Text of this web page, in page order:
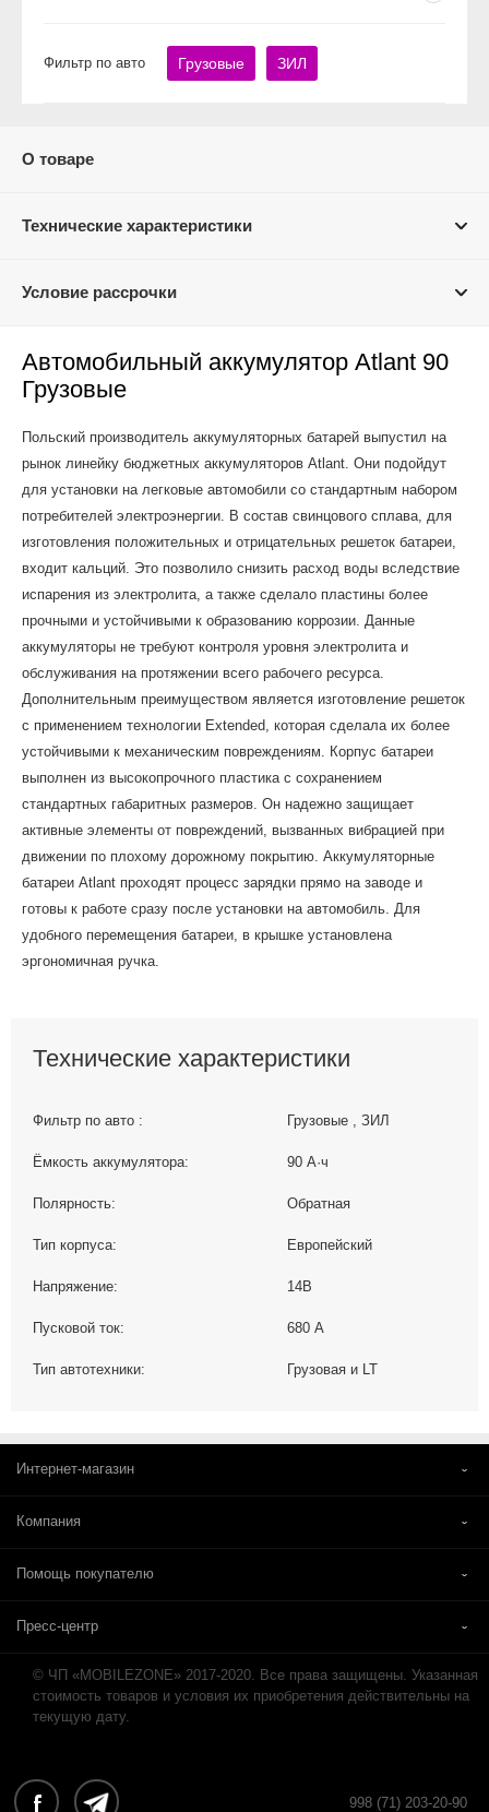
Фильтр по авто Грузовые ЗИЛ
О товаре
Технические характеристики
Условие рассрочки
Автомобильный аккумулятор Atlant 90
Грузовые
Польский производитель аккумуляторных батарей выпустил на
рынок линейку бюджетных аккумуляторов Atlant. Они подойдут
для установки на легковые автомобили со стандартным набором
потребителей электроэнергии. В состав свинцового сплава, для
изготовления положительных и отрицательных решеток батареи,
входит кальций. Это позволило снизить расход воды вследствие
испарения из электролита, а также сделало пластины более
прочными и устойчивыми к образованию коррозии. Данные
аккумуляторы не требуют контроля уровня электролита и
обслуживания на протяжении всего рабочего ресурса.
Дополнительным преимуществом является изготовление решеток
с применением технологии Extended, которая сделала их более
устойчивыми к механическим повреждениям. Корпус батареи
выполнен из высокопрочного пластика с сохранением
стандартных габаритных размеров. Он надежно защищает
активные элементы от повреждений, вызванных вибрацией при
движении по плохому дорожному покрытию. Аккумуляторные
батареи Atlant проходят процесс зарядки прямо на заводе и
готовы к работе сразу после установки на автомобиль. Для
удобного перемещения батареи, в крышке установлена
эргономичная ручка.
Технические характеристики
Фильтр по авто : Грузовые , ЗИЛ
Ёмкость аккумулятора: 90 А·ч
Полярность: Обратная
Тип корпуса: Европейский
Напряжение: 14В
Пусковой ток: 680 А
Тип автотехники: Грузовая и LT
Интернет-магазин
Компания
Помощь покупателю
Пресс-центр
© ЧП «MOBILEZONE» 2017-2020. Все права защищены. Указанная
стоимость товаров и условия их приобретения действительны на
текущую дату.
998 (71) 203-20-90